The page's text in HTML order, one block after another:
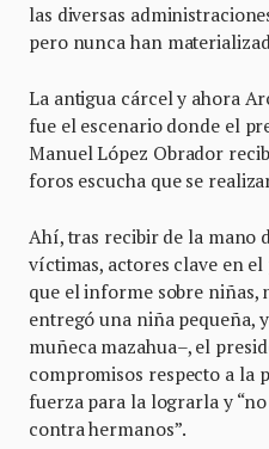
las diversas
pero nunca han
La antigua cárcel y ahora
fue el escenario donde el
Manuel López Obrador
foros escucha que se
Ahí, tras recibir de la mano
víctimas, actores clave en
que el informe sobre niñas,
entregó una niña pequeña,
muñeca mazahua–, el
compromisos respecto a la
fuerza para la lograrla y
contra hermanos”.